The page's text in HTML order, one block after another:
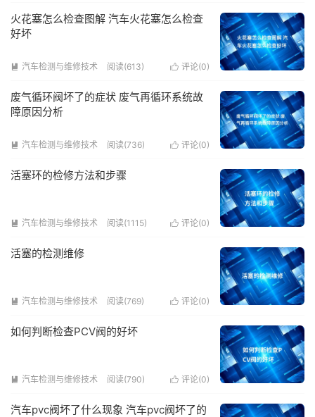
火花塞怎么检查图解 汽车火花塞怎么检查
好坏
 汽车检测与维修技术 阅读(613)  评论(0)
废气循环阀坏了的症状 废气再循环系统故
障原因分析
 汽车检测与维修技术 阅读(736)  评论(0)
活塞环的检修方法和步骤
 汽车检测与维修技术 阅读(1115)  评论(0)
活塞的检测维修
 汽车检测与维修技术 阅读(769)  评论(0)
如何判断检查PCV阀的好坏
 汽车检测与维修技术 阅读(790)  评论(0)
汽车pvc阀坏了什么现象 汽车pvc阀坏了的